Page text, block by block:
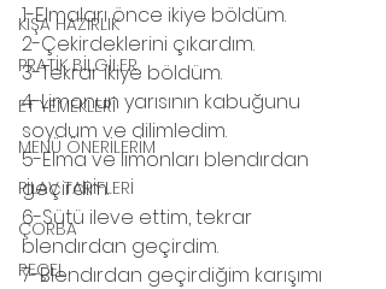
KIŞA HAZIRLIK
PRATİK BİLGİLER
ET YEMEKLERİ
MENÜ ÖNERİLERİM
PİLAV TARİFLERİ
ÇORBA
REÇEL
1-Elmaları önce ikiye böldüm.
2-Çekirdeklerini çıkardım.
3-Tekrar ikiye böldüm.
4-Limonun yarısının kabuğunu
soydum ve dilimledim.
5-Elma ve limonları blendırdan
geçirdim.
6-Sütü ileve ettim, tekrar
blendırdan geçirdim.
7-Blendırdan geçirdiğim karışımı